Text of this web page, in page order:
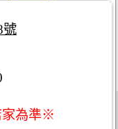
號
家為準※